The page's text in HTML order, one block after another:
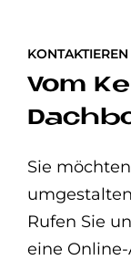
Vom
Sie
Rufen Sie
eine